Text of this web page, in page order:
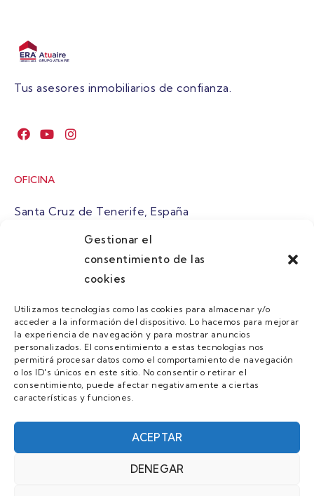
Gestionar el
consentimiento de las
cookies
Utilizamos tecnologías como las cookies para almacenar y/o
acceder a la información del dispositivo. Lo hacemos para mejorar
la experiencia de navegación y para mostrar anuncios
personalizados. El consentimiento a estas tecnologías nos
permitirá procesar datos como el comportamiento de navegación
o los ID's únicos en este sitio. No consentir o retirar el
consentimiento, puede afectar negativamente a ciertas
características y funciones.
ACEPTAR
DENEGAR
Tus asesores inmobiliarios de confianza.
OFICINA
Santa Cruz de Tenerife, España
atuaire@grupoatuaire.com
+34 638765829
MENU
Quienes Somos
Guias
Contacto
Únete